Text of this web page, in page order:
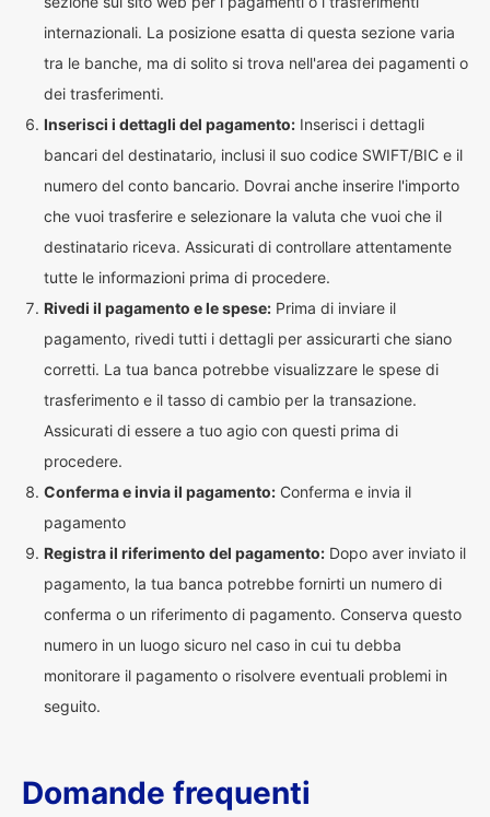
internazionali. La posizione esatta di questa sezione varia
tra le banche, ma di solito si trova nell'area dei pagamenti o
dei trasferimenti.
Inserisci i dettagli del pagamento: Inserisci i dettagli
bancari del destinatario, inclusi il suo codice SWIFT/BIC e il
numero del conto bancario. Dovrai anche inserire l'importo
che vuoi trasferire e selezionare la valuta che vuoi che il
destinatario riceva. Assicurati di controllare attentamente
tutte le informazioni prima di procedere.
Rivedi il pagamento e le spese: Prima di inviare il
pagamento, rivedi tutti i dettagli per assicurarti che siano
corretti. La tua banca potrebbe visualizzare le spese di
trasferimento e il tasso di cambio per la transazione.
Assicurati di essere a tuo agio con questi prima di
procedere.
Conferma e invia il pagamento: Conferma e invia il
pagamento
Registra il riferimento del pagamento: Dopo aver inviato il
pagamento, la tua banca potrebbe fornirti un numero di
conferma o un riferimento di pagamento. Conserva questo
numero in un luogo sicuro nel caso in cui tu debba
monitorare il pagamento o risolvere eventuali problemi in
seguito.
Domande frequenti